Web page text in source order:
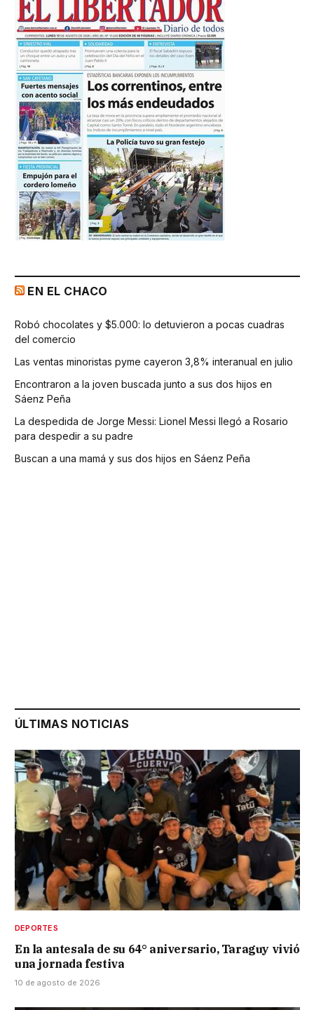
EN EL CHACO
Robó chocolates y $5.000: lo detuvieron a pocas cuadras
del comercio
Las ventas minoristas pyme cayeron 3,8% interanual en julio
Encontraron a la joven buscada junto a sus dos hijos en
Sáenz Peña
La despedida de Jorge Messi: Lionel Messi llegó a Rosario
para despedir a su padre
Buscan a una mamá y sus dos hijos en Sáenz Peña
ÚLTIMAS NOTICIAS
DEPORTES
En la antesala de su 64° aniversario, Taraguy vivió
una jornada festiva
10 de agosto de 2026